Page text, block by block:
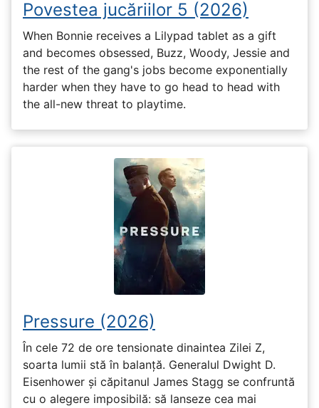
Povestea jucăriilor 5 (2026)
When Bonnie receives a Lilypad tablet as a gift
and becomes obsessed, Buzz, Woody, Jessie and
the rest of the gang's jobs become exponentially
harder when they have to go head to head with
the all-new threat to playtime.
Pressure (2026)
În cele 72 de ore tensionate dinaintea Zilei Z,
soarta lumii stă în balanță. Generalul Dwight D.
Eisenhower și căpitanul James Stagg se confruntă
cu o alegere imposibilă: să lanseze cea mai